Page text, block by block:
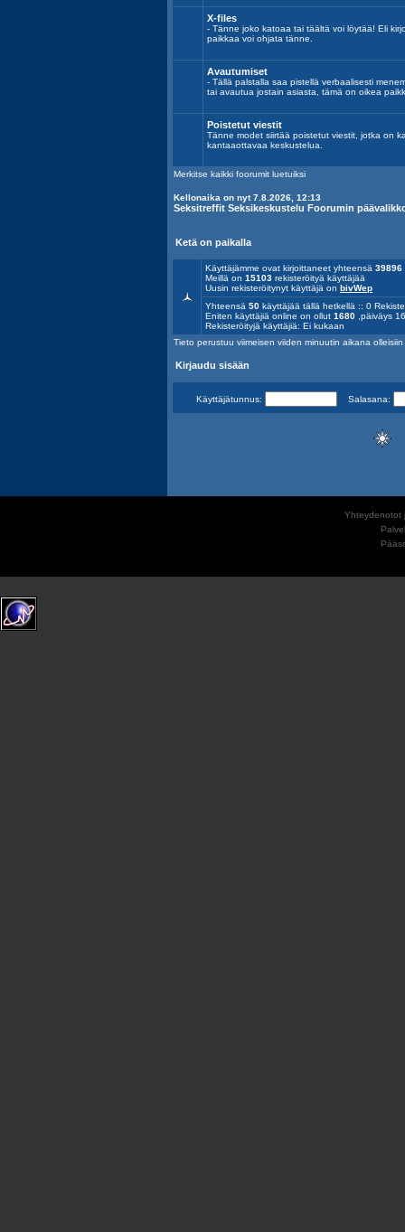
X-files
- Tänne joko katoaa tai täältä voi löytää! Eli
paikkaa voi ohjata tänne.
Avautumiset
- Tällä palstalla saa pistellä verbaalisesti
tai avautua jostain asiasta, tämä on oikea
Poistetut viestit
Tänne modet siirtää poistetut viestit, jotka on
kantaaottavaa keskustelua.
Merkitse kaikki foorumit luetuiksi
Kellonaika on nyt 7.8.2026, 12:13
Seksitreffit Seksikeskustelu Foorumin
Ketä on paikalla
Käyttäjämme ovat kirjoittaneet yhteensä 39896
Meillä on 15103 rekisteröityä käyttäjää
Uusin rekisteröitynyt käyttäjä on bivWep
Yhteensä 50 käyttäjää tällä hetkellä :: 0
Eniten käyttäjiä online on ollut 1680 ,päiväys
Rekisteröityjä käyttäjiä: Ei kukaan
Tieto perustuu viimeisen viiden minuutin aikana
Kirjaudu sisään
Käyttäjätunnus: Salasana:
Yhteydenotot